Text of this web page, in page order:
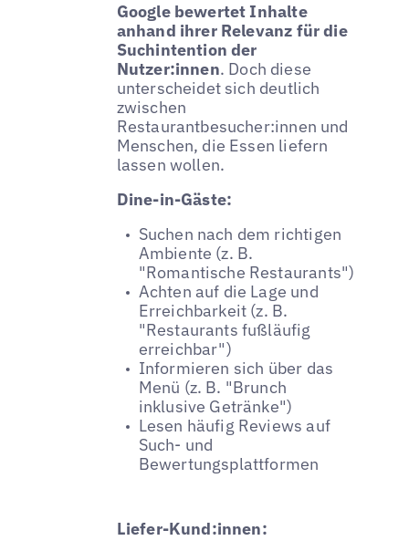
Google bewertet Inhalte
anhand ihrer Relevanz für die
Suchintention der
Nutzer:innen. Doch diese
unterscheidet sich deutlich
zwischen
Restaurantbesucher:innen und
Menschen, die Essen liefern
lassen wollen.
Dine-in-Gäste:
Suchen nach dem richtigen
Ambiente (z. B.
"Romantische Restaurants")
Achten auf die Lage und
Erreichbarkeit (z. B.
"Restaurants fußläufig
erreichbar")
Informieren sich über das
Menü (z. B. "Brunch
inklusive Getränke")
Lesen häufig Reviews auf
Such- und
Bewertungsplattformen
Liefer-Kund:innen: